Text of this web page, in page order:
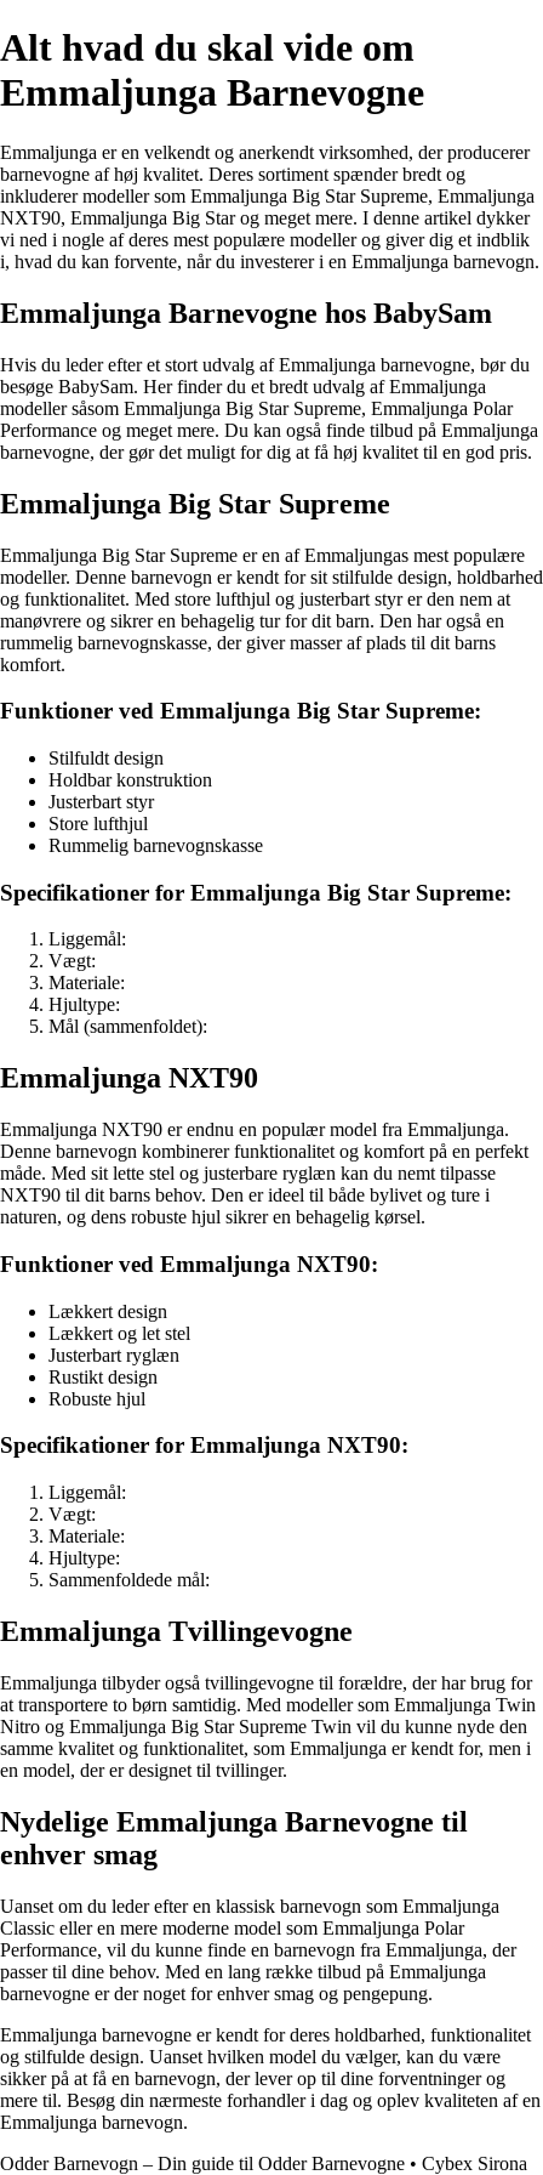
Alt hvad du skal vide om
Emmaljunga Barnevogne
Emmaljunga er en velkendt og anerkendt virksomhed, der producerer
barnevogne af høj kvalitet. Deres sortiment spænder bredt og
inkluderer modeller som Emmaljunga Big Star Supreme, Emmaljunga
NXT90, Emmaljunga Big Star og meget mere. I denne artikel dykker
vi ned i nogle af deres mest populære modeller og giver dig et indblik
i, hvad du kan forvente, når du investerer i en Emmaljunga barnevogn.
Emmaljunga Barnevogne hos BabySam
Hvis du leder efter et stort udvalg af Emmaljunga barnevogne, bør du
besøge BabySam. Her finder du et bredt udvalg af Emmaljunga
modeller såsom Emmaljunga Big Star Supreme, Emmaljunga Polar
Performance og meget mere. Du kan også finde tilbud på Emmaljunga
barnevogne, der gør det muligt for dig at få høj kvalitet til en god pris.
Emmaljunga Big Star Supreme
Emmaljunga Big Star Supreme er en af ​​Emmaljungas mest populære
modeller. Denne barnevogn er kendt for sit stilfulde design, holdbarhed
og funktionalitet. Med store lufthjul og justerbart styr er den nem at
manøvrere og sikrer en behagelig tur for dit barn. Den har også en
rummelig barnevognskasse, der giver masser af plads til dit barns
komfort.
Funktioner ved Emmaljunga Big Star Supreme:
Stilfuldt design
Holdbar konstruktion
Justerbart styr
Store lufthjul
Rummelig barnevognskasse
Specifikationer for Emmaljunga Big Star Supreme:
Liggemål:
Vægt:
Materiale:
Hjultype:
Mål (sammenfoldet):
Emmaljunga NXT90
Emmaljunga NXT90 er endnu en populær model fra Emmaljunga.
Denne barnevogn kombinerer funktionalitet og komfort på en perfekt
måde. Med sit lette stel og justerbare ryglæn kan du nemt tilpasse
NXT90 til dit barns behov. Den er ideel til både bylivet og ture i
naturen, og dens robuste hjul sikrer en behagelig kørsel.
Funktioner ved Emmaljunga NXT90:
Lækkert design
Lækkert og let stel
Justerbart ryglæn
Rustikt design
Robuste hjul
Specifikationer for Emmaljunga NXT90:
Liggemål:
Vægt:
Materiale:
Hjultype:
Sammenfoldede mål:
Emmaljunga Tvillingevogne
Emmaljunga tilbyder også tvillingevogne til forældre, der har brug for
at transportere to børn samtidig. Med modeller som Emmaljunga Twin
Nitro og Emmaljunga Big Star Supreme Twin vil du kunne nyde den
samme kvalitet og funktionalitet, som Emmaljunga er kendt for, men i
en model, der er designet til tvillinger.
Nydelige Emmaljunga Barnevogne til
enhver smag
Uanset om du leder efter en klassisk barnevogn som Emmaljunga
Classic eller en mere moderne model som Emmaljunga Polar
Performance, vil du kunne finde en barnevogn fra Emmaljunga, der
passer til dine behov. Med en lang række tilbud på Emmaljunga
barnevogne er der noget for enhver smag og pengepung.
Emmaljunga barnevogne er kendt for deres holdbarhed, funktionalitet
og stilfulde design. Uanset hvilken model du vælger, kan du være
sikker på at få en barnevogn, der lever op til dine forventninger og
mere til. Besøg din nærmeste forhandler i dag og oplev kvaliteten af en
Emmaljunga barnevogn.
Odder Barnevogn – Din guide til Odder Barnevogne • Cybex Sirona